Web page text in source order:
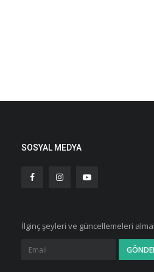
SOSYAL MEDYA
İlginç şeyleri ve güncellemeleri